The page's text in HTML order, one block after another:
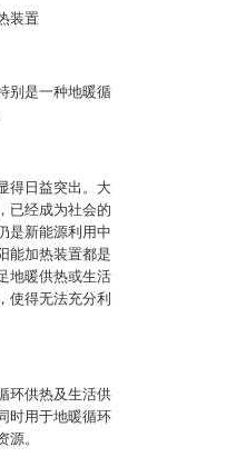
装置
别是一种地暖循
得日益突出。大
已经成为社会的
是新能源利用中
能加热装置都是
地暖供热或生活
使得无法充分利
环供热及生活供
时用于地暖循环
。